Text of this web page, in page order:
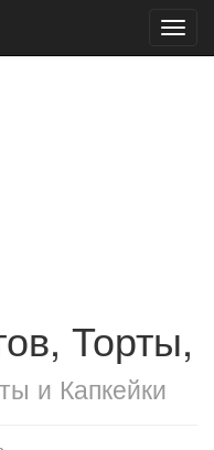
Торты,
и Капкейки